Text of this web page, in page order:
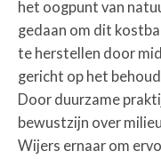
het oogpunt van
gedaan om dit
te herstellen door
gericht op het
Door duurzame
bewustzijn over
Wijers ernaar om